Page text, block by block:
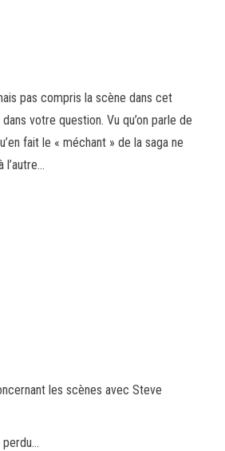
pas compris la scène dans cet
votre question. Vu qu’on parle de
fait le « méchant » de la saga ne
l’autre…
les scènes avec Steve
perdu…